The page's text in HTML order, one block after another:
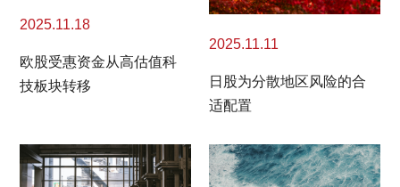
2025.11.18
欧股受惠资金从高估值科
技板块转移
2025.11.11
日股为分散地区风险的合
适配置